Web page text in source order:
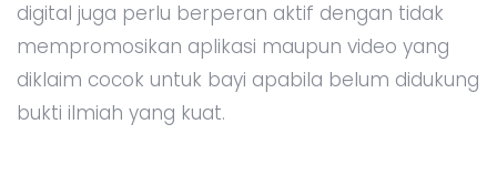
digital juga perlu berperan aktif dengan tidak
mempromosikan aplikasi maupun video yang
diklaim cocok untuk bayi apabila belum didukung
bukti ilmiah yang kuat.